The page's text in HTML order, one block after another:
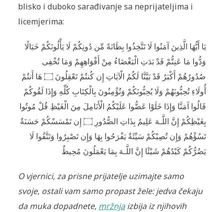
blisko i duboko sarađivanje sa neprijateljima i
licemjerima:
يَا أَيُّهَا الَّذِينَ آمَنُوا لَا تَتَّخِذُوا بِطَانَةً مِّن دُونِكُمْ لَا يَأْلُونَكُمْ خَبَالًا
وَدُّوا مَا عَنِتُّمْ قَدْ بَدَتِ الْبَغْضَاءُ مِنْ أَفْوَاهِهِمْ وَمَا تُخْفِى
صُدُورُ‌هُمْ أَكْبَرُ‌ قَدْ بَيَّنَّا لَكُمُ الْآيَاتِ إِن كُنتُمْ تَعْقِلُونَ ۝هَا أَنتُمْ
أُولَاءِ تُحِبُّونَهُمْ وَلَا يُحِبُّونَكُمْ وَتُؤْمِنُونَ بِالْكِتَابِ كُلِّهِ وَإِذَا لَقُوكُمْ
قَالُوا آمَنَّا وَإِذَا خَلَوْا عَضُّوا عَلَيْكُمُ الْأَنَامِلَ مِنَ الْغَيْظِ قُلْ مُوتُوا
بِغَيْظِكُمْ إِنَّ اللَّـهَ عَلِيمٌ بِذَاتِ الصُّدُورِ‌ ۝إِن تَمْسَسْكُمْ حَسَنَةٌ
تَسُؤْهُمْ وَإِن تُصِبْكُمْ سَيِّئَةٌ يَفْرَ‌حُوا بِهَا وَإِن تَصْبِرُ‌وا وَتَتَّقُوا لَا
يَضُرُّ‌كُمْ كَيْدُهُمْ شَيْئًا إِنَّ اللَّـهَ بِمَا يَعْمَلُونَ مُحِيطٌ
O vjernici, za prisne prijatelje uzimajte samo
svoje, ostali vam samo propast žele: jedva čekaju
da muka dopadnete, mržnjaizbija iz njihovih